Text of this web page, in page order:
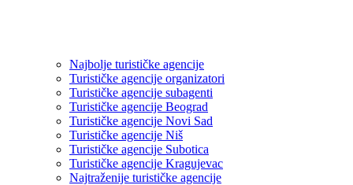
Najbolje turističke agencije
Turističke agencije organizatori
Turističke agencije subagenti
Turističke agencije Beograd
Turističke agencije Novi Sad
Turističke agencije Niš
Turističke agencije Subotica
Turističke agencije Kragujevac
Najtraženije turističke agencije